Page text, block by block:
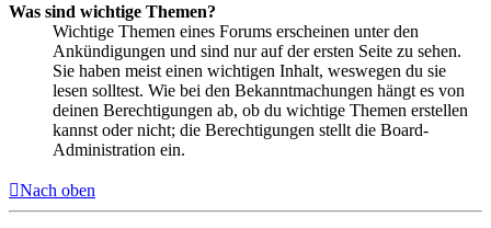
Was sind wichtige Themen?
Wichtige Themen eines Forums erscheinen unter den
Ankündigungen und sind nur auf der ersten Seite zu sehen.
Sie haben meist einen wichtigen Inhalt, weswegen du sie
lesen solltest. Wie bei den Bekanntmachungen hängt es von
deinen Berechtigungen ab, ob du wichtige Themen erstellen
kannst oder nicht; die Berechtigungen stellt die Board-
Administration ein.
Nach oben